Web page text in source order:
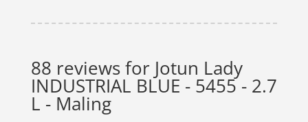
88 reviews for Jotun Lady
INDUSTRIAL BLUE - 5455 - 2.7
L - Maling